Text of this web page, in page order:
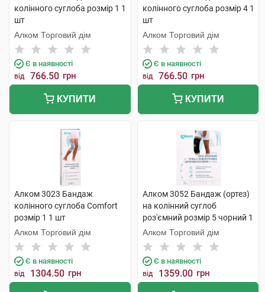
колінного суглоба розмір 1 1
шт
Алком Торговий дім
Є в наявності
від 766.50 грн
КУПИТИ
колінного суглоба розмір 4 1
шт
Алком Торговий дім
Є в наявності
від 766.50 грн
КУПИТИ
Алком 3023 Бандаж
колінного суглоба Comfort
розмір 1 1 шт
Алком Торговий дім
Є в наявності
від 1304.50 грн
Алком 3052 Бандаж (ортез)
на колінний суглоб
роз'ємний розмір 5 чорний 1
шт
Алком Торговий дім
Є в наявності
від 1359.00 грн